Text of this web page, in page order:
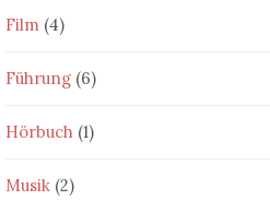
Film (4)
Führung (6)
Hörbuch (1)
Musik (2)